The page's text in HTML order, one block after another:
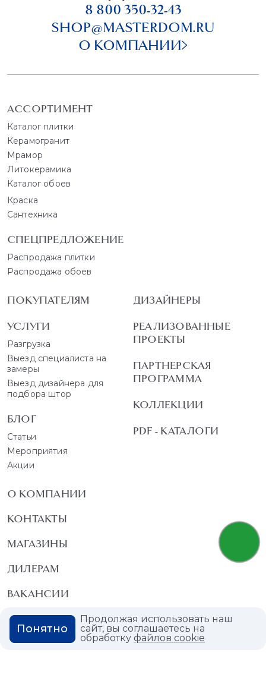
8 800 350-32-43
SHOP@MASTERDOM.RU
О КОМПАНИИ
АССОРТИМЕНТ
Каталог плитки
Керамогранит
Мрамор
Литокерамика
Каталог обоев
Краска
Сантехника
СПЕЦПРЕДЛОЖЕНИЕ
Распродажа плитки
Распродажа обоев
ПОКУПАТЕЛЯМ
УСЛУГИ
Разгрузка
Выезд специалиста на
замеры
Выезд дизайнера для
подбора штор
БЛОГ
Статьи
Мероприятия
Акции
ДИЗАЙНЕРЫ
РЕАЛИЗОВАННЫЕ
ПРОЕКТЫ
ПАРТНЕРСКАЯ
ПРОГРАММА
КОЛЛЕКЦИИ
PDF - КАТАЛОГИ
О КОМПАНИИ
КОНТАКТЫ
МАГАЗИНЫ
ДИЛЕРАМ
ВАКАНСИИ
ВОПРОС ОТВЕТ
ГЛОССАРИЙ
Продолжая использовать наш
сайт, вы соглашаетесь на
обработкуфайлов cookie
Понятно